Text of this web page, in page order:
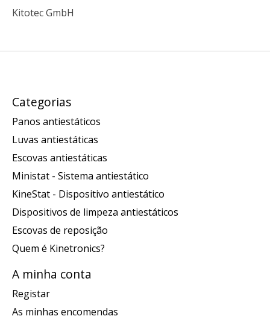
Kitotec GmbH
Categorias
Panos antiestáticos
Luvas antiestáticas
Escovas antiestáticas
Ministat - Sistema antiestático
KineStat - Dispositivo antiestático
Dispositivos de limpeza antiestáticos
Escovas de reposição
Quem é Kinetronics?
A minha conta
Registar
As minhas encomendas